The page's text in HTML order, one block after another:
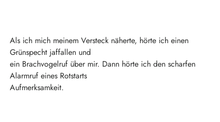
Als ich mich meinem Versteck näherte, hörte ich einen
Grünspecht jaffallen und
ein Brachvogelruf über mir. Dann hörte ich den scharfen
Alarmruf eines Rotstarts
Aufmerksamkeit.